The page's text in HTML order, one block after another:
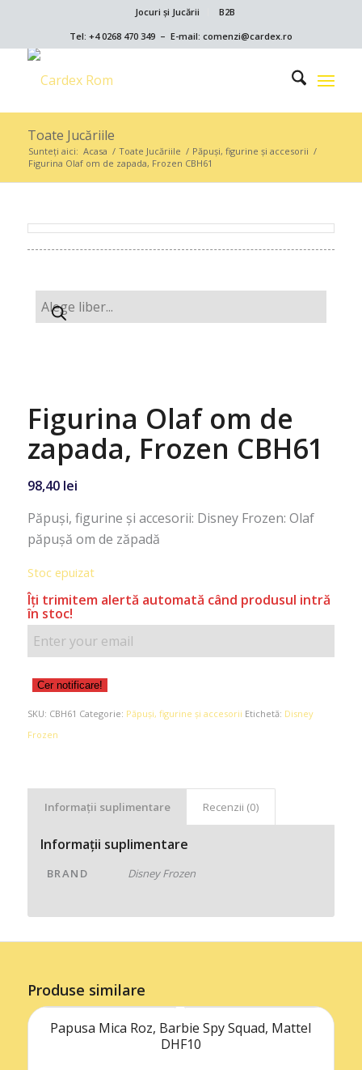
Jocuri și Jucării
B2B
Tel: +4 0268 470 349 – E-mail: comenzi@cardex.ro
Toate Jucăriile
Sunteți aici: Acasa / Toate Jucăriile / Păpuşi, figurine şi accesorii /
Figurina Olaf om de zapada, Frozen CBH61
Figurina Olaf om de
zapada, Frozen CBH61
98,40 lei
Păpuşi, figurine şi accesorii: Disney Frozen: Olaf
păpuşă om de zăpadă
Stoc epuizat
Îţi trimitem alertă automată când produsul intră
în stoc!
Cer notificare!
SKU: CBH61 Categorie: Păpuşi, figurine şi accesorii Etichetă: Disney
Frozen
Informații suplimentare Recenzii (0)
Informații suplimentare
BRAND Disney Frozen
Produse similare
Papusa Mica Roz, Barbie Spy Squad, Mattel
DHF10